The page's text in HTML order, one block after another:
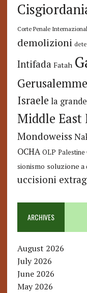
Corte Penale
demolizioni
Intifada Fatah
Gerusalemme
Israele la
Middle East
Mondoweiss
OCHA OLP Palestine
sionismo soluzione a
uccisioni
ARCHIVES
August 2026
July 2026
June 2026
May 2026